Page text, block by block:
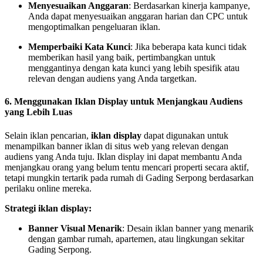
Menyesuaikan Anggaran: Berdasarkan kinerja kampanye,
Anda dapat menyesuaikan anggaran harian dan CPC untuk
mengoptimalkan pengeluaran iklan.
Memperbaiki Kata Kunci: Jika beberapa kata kunci tidak
memberikan hasil yang baik, pertimbangkan untuk
menggantinya dengan kata kunci yang lebih spesifik atau
relevan dengan audiens yang Anda targetkan.
6. Menggunakan Iklan Display untuk Menjangkau Audiens
yang Lebih Luas
Selain iklan pencarian, iklan display dapat digunakan untuk
menampilkan banner iklan di situs web yang relevan dengan
audiens yang Anda tuju. Iklan display ini dapat membantu Anda
menjangkau orang yang belum tentu mencari properti secara aktif,
tetapi mungkin tertarik pada rumah di Gading Serpong berdasarkan
perilaku online mereka.
Strategi iklan display:
Banner Visual Menarik: Desain iklan banner yang menarik
dengan gambar rumah, apartemen, atau lingkungan sekitar
Gading Serpong.